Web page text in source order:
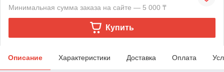
Минимальная сумма заказа на сайте — 5 000 ₸
Купить
Описание Характеристики Доставка Оплата